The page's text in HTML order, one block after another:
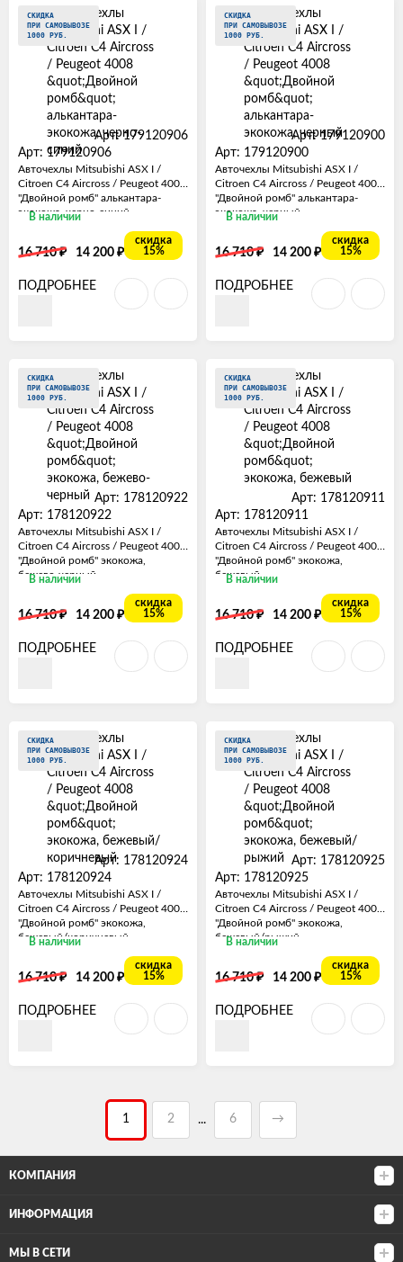
СКИДКА
ПРИ САМОВЫВОЗЕ
1000 РУБ.
Арт: 179120906
Арт: 179120906
Авточехлы Mitsubishi ASX I /
Citroen C4 Aircross / Peugeot 4008
"Двойной ромб" алькантара-
экокожа, черно-синий
В наличии
16 710₽ 14 200 ₽
скидка
15%
ПОДРОБНЕЕ
СКИДКА
ПРИ САМОВЫВОЗЕ
1000 РУБ.
Арт: 179120900
Арт: 179120900
Авточехлы Mitsubishi ASX I /
Citroen C4 Aircross / Peugeot 4008
"Двойной ромб" алькантара-
экокожа, черный
В наличии
16 710₽ 14 200 ₽
скидка
15%
ПОДРОБНЕЕ
СКИДКА
ПРИ САМОВЫВОЗЕ
1000 РУБ.
Арт: 178120922
Арт: 178120922
Авточехлы Mitsubishi ASX I /
Citroen C4 Aircross / Peugeot 4008
"Двойной ромб" экокожа,
бежево-черный
В наличии
16 710₽ 14 200 ₽
скидка
15%
ПОДРОБНЕЕ
СКИДКА
ПРИ САМОВЫВОЗЕ
1000 РУБ.
Арт: 178120911
Арт: 178120911
Авточехлы Mitsubishi ASX I /
Citroen C4 Aircross / Peugeot 4008
"Двойной ромб" экокожа,
бежевый
В наличии
16 710₽ 14 200 ₽
скидка
15%
ПОДРОБНЕЕ
СКИДКА
ПРИ САМОВЫВОЗЕ
1000 РУБ.
Арт: 178120924
Арт: 178120924
Авточехлы Mitsubishi ASX I /
Citroen C4 Aircross / Peugeot 4008
"Двойной ромб" экокожа,
бежевый/коричневый
В наличии
16 710₽ 14 200 ₽
скидка
15%
ПОДРОБНЕЕ
СКИДКА
ПРИ САМОВЫВОЗЕ
1000 РУБ.
Арт: 178120925
Арт: 178120925
Авточехлы Mitsubishi ASX I /
Citroen C4 Aircross / Peugeot 4008
"Двойной ромб" экокожа,
бежевый/рыжий
В наличии
16 710₽ 14 200 ₽
скидка
15%
ПОДРОБНЕЕ
1 2 ... 6 →
КОМПАНИЯ
ИНФОРМАЦИЯ
МЫ В СЕТИ